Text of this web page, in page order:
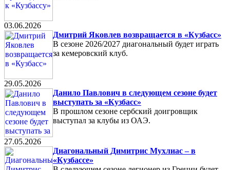
03.06.2026
Дмитрий Яковлев возвращается в «Кузбасс»
В сезоне 2026/2027 диагональный будет играть
за кемеровский клуб.
29.05.2026
Данило Павлович в следующем сезоне будет
выступать за «Кузбасс»
В прошлом сезоне сербский доигровщик
выступал за клубы из ОАЭ.
27.05.2026
Диагональный Димитрис Мухлиас – в
«Кузбассе»